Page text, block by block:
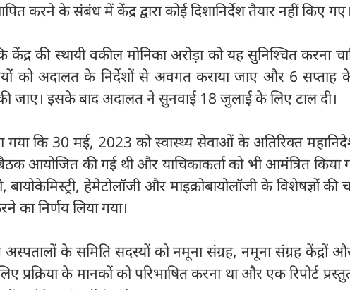
करने के संबंध में केंद्र द्वारा कोई दिशानिर्देश तैयार नहीं किए गए।
की स्थायी वकील मोनिका अरोड़ा को यह सुनिश्चित करना
को अदालत के निर्देशों से अवगत कराया जाए और 6 सप्ताह
की जाए। इसके बाद अदालत ने सुनवाई 18 जुलाई के लिए टाल दी।
गया कि 30 मई, 2023 को स्वास्थ्य सेवाओं के अतिरिक्त
आयोजित की गई थी और याचिकाकर्ता को भी आमंत्रित किया
हेमेटोलॉजी और माइक्रोबायोलॉजी के विशेषज्ञों की
का निर्णय लिया गया।
अस्पतालों के समिति सदस्यों को नमूना संग्रह, नमूना संग्रह केंद्रों
प्रक्रिया के मानकों को परिभाषित करना था और एक रिपोर्ट